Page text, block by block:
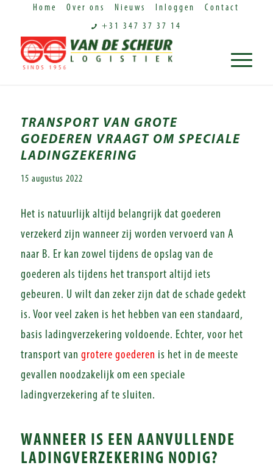
Home Over ons Nieuws Inloggen
Contact
+31 347 37 37 14
TRANSPORT VAN GROTE
GOEDEREN VRAAGT OM SPECIALE
LADINGZEKERING
15 augustus 2022
Het is natuurlijk altijd belangrijk dat goederen
verzekerd zijn wanneer zij worden vervoerd van A
naar B. Er kan zowel tijdens de opslag van de
goederen als tijdens het transport altijd iets
gebeuren. U wilt dan zeker zijn dat de schade gedekt
is. Voor veel zaken is het hebben van een standaard,
basis ladingverzekering voldoende. Echter, voor het
transport van grotere goederen is het in de meeste
gevallen noodzakelijk om een speciale
ladingverzekering af te sluiten.
WANNEER IS EEN AANVULLENDE
LADINGVERZEKERING NODIG?